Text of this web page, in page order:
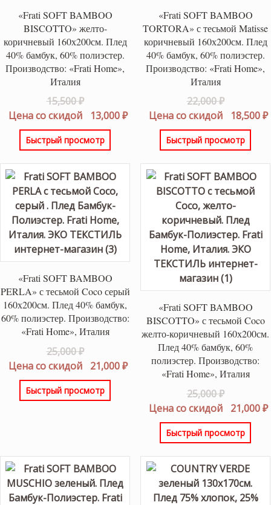
«Frati SOFT BAMBOO
BISCOTTO» желто-
коричневый 160х200см. Плед
40% бамбук, 60% полиэстер.
Производство: «Frati Home»,
Италия
15,500₽Первоначальная
цена
составляла
15,500 ₽.
Цена со скидой 13,000₽Текущая
13,000 ₽.
Быстрый просмотр
«Frati SOFT BAMBOO
TORTORA» с тесьмой Matisse
коричневый 160х200см. Плед
40% бамбук, 60% полиэстер.
Производство: «Frati Home»,
Италия
22,000₽
цена
22,000 ₽.
Цена со скидой 18,500₽
Быстрый просмотр
«Frati SOFT BAMBOO
PERLA» с тесьмой Coco серый
160х200см. Плед 40% бамбук,
60% полиэстер. Производство:
«Frati Home», Италия
25,000₽Первоначальная
цена
составляла
25,000 ₽.
Цена со скидой 21,000₽Текущая
Быстрый просмотр
«Frati SOFT BAMBOO
BISCOTTO» с тесьмой Coco
желто-коричневый 160х200см.
Плед 40% бамбук, 60%
полиэстер. Производство:
«Frati Home», Италия
25,000₽
цена
25,000 ₽.
Цена со скидой 21,000₽
Быстрый просмотр